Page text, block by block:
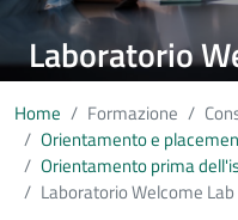
Laboratorio
Home Formazione
Orientamento e
Orientamento prima
Laboratorio Welcome